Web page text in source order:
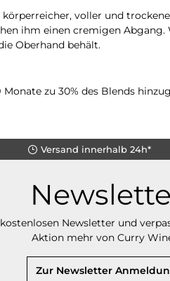
voller und
ihm einen cremigen
Oberhand behält.
zu 30% des Blends
Versand innerhalb 24h*
Newsletter und
Aktion mehr von Curry
Zur Newsletter